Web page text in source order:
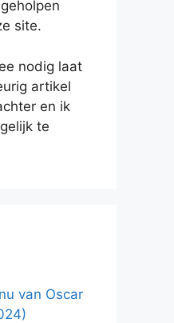
geholpen
site.
nodig laat
artikel
en ik
te
van Oscar